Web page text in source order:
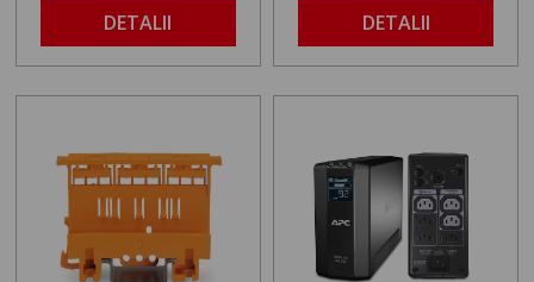
DETALII DETALII